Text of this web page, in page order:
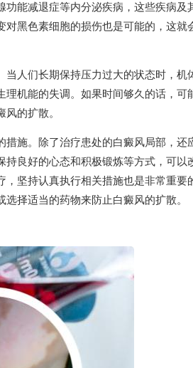
能减退症等内分泌疾病，这些疾病及
黑色素细胞的损伤也是可能的，这就
人们长期保持压力过大的状态时，机
机能的失调。如果时间够久的话，可
的扩散。
施。除了治疗患处的白癜风局部，还
良好的心态和积极锻炼等方式，可以
坚持认真执行相关措施也是非常重要
择适当的药物来防止白癜风的扩散。